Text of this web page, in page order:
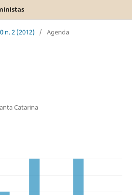
n. 2 (2012) / Agenda
Catarina